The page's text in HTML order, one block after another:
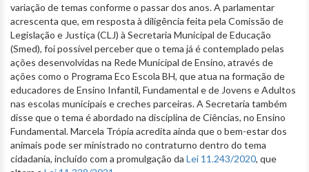
variação de temas conforme o passar dos anos. A parlamentar
acrescenta que, em resposta à diligência feita pela Comissão de
Legislação e Justiça (CLJ) à Secretaria Municipal de Educação
(Smed), foi possível perceber que o tema já é contemplado pelas
ações desenvolvidas na Rede Municipal de Ensino, através de
ações como o Programa Eco Escola BH, que atua na formação de
educadores de Ensino Infantil, Fundamental e de Jovens e Adultos
nas escolas municipais e creches parceiras. A Secretaria também
disse que o tema é abordado na disciplina de Ciências, no Ensino
Fundamental. Marcela Trópia acredita ainda que o bem-estar dos
animais pode ser ministrado no contraturno dentro do tema
cidadania, incluído com a promulgação da Lei 11.243/2020, que